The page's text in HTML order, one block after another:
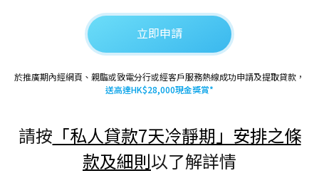
立即申請
於推廣期內經網頁、親臨或致電分行或經客戶服務熱線成功申請及提取貸款，
送高達HK$28,000現金獎賞*
請按 「私人貸款7天冷靜期」安排之條
款及細則以了解詳情